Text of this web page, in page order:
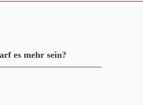
es mehr sein?